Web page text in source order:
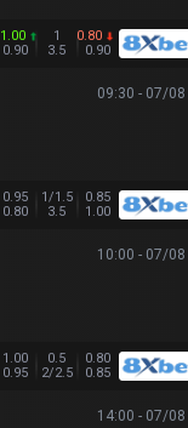
1.00 1
0.80
0.90
3.5 0.90
09:30 - 07/08
0.95 1/1.5
0.85
0.80
3.5 1.00
10:00 - 07/08
1.00 0.5
0.80
0.95
2/2.5 0.85
14:00 - 07/08